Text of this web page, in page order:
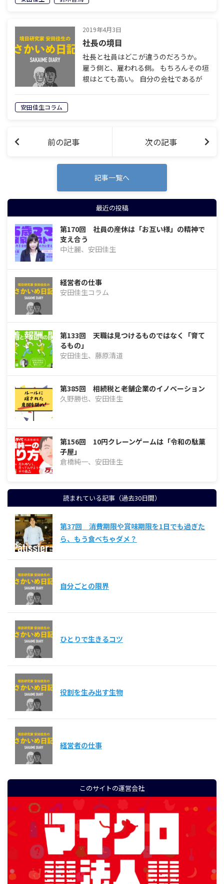
葬祭会社を経営し、60歳で経営から退
ケど…
2019年4月3日
社長の境目
社長と社員はどこが違うのだろうか。
雇う側と、雇われる側。 もちろんその垣
根はとても高い。 自分の会社であるが
安田佳生コラム
前の記事 次の記事
記事一覧へ
最近の投稿
第170回 社員の産休は「お互い様」の精神で
支え合う
中辻麗、安田佳生
経営者の仕事
安田佳生コラム
第133回 天職は見つけるものではなく「育て
るもの」
安田佳生、藤原清道
第385回 相続税と老舗企業のイノベーション
久野勝也、安田佳生
第156回 10円クレーンゲームは「令和の駄菓
子屋」
倉橋純一、安田佳生
読まれている記事（過去30日間）
第37回 消費期限や賞味期限を1日でも過ぎた
ら、もう食べちゃダメ？
自分ごとの限界
ひとりで生きるコツ
役割を生み出す生物
経営者の仕事
このサイトの運営会社